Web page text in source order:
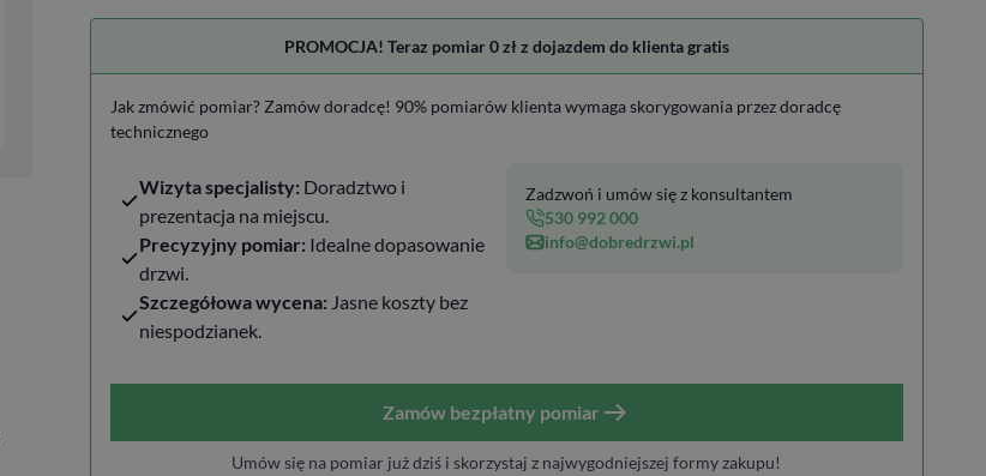
PROMOCJA! Teraz pomiar 0 zł z dojazdem do klienta gratis
Jak zmówić pomiar? Zamów doradcę! 90% pomiarów klienta wymaga skorygowania przez doradcę
technicznego
Wizyta specjalisty: Doradztwo i
prezentacja na miejscu.
Precyzyjny pomiar: Idealne dopasowanie
drzwi.
Szczegółowa wycena: Jasne koszty bez
niespodzianek.
Zadzwoń i umów się z konsultantem
530 992 000
info@dobredrzwi.pl
Zamów bezpłatny pomiar
Umów się na pomiar już dziś i skorzystaj z najwygodniejszej formy zakupu!